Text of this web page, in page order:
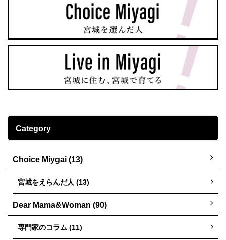
Category
Choice Miygai (13)
宮城をえらんだ人 (13)
Dear Mama&Woman (90)
専門家のコラム (11)